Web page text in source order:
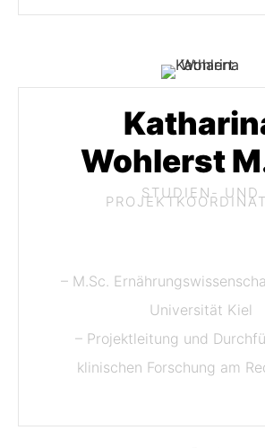
Wohlerst
STUDIEN- UND
– M.Sc.
Universität Kiel
– Projektleitung und
klinischen Forschung am